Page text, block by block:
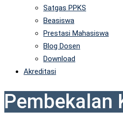
Satgas PPKS
Beasiswa
Prestasi Mahasiswa
Blog Dosen
Download
Akreditasi
Pembekalan